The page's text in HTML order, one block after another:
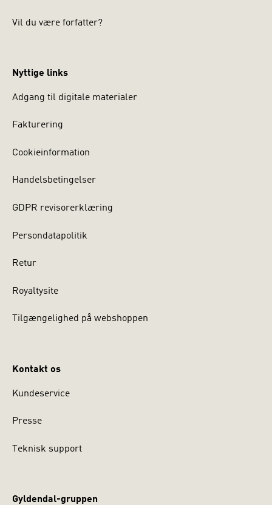
Vil du være forfatter?
Nyttige links
Adgang til digitale materialer
Fakturering
Cookieinformation
Handelsbetingelser
GDPR revisorerklæring
Persondatapolitik
Retur
Royaltysite
Tilgængelighed på webshoppen
Kontakt os
Kundeservice
Presse
Teknisk support
Gyldendal-gruppen